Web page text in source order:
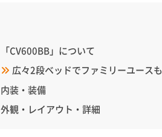
「CV600BB」について
広々2段ベッドでファミリーユース
内装・装備
外観・レイアウト・詳細